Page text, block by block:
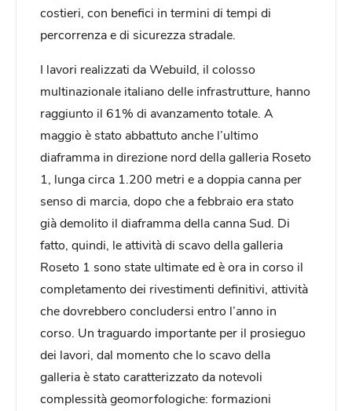
costieri, con benefici in termini di tempi di
percorrenza e di sicurezza stradale.
I lavori realizzati da Webuild, il colosso
multinazionale italiano delle infrastrutture, hanno
raggiunto il 61% di avanzamento totale. A
maggio è stato abbattuto anche l’ultimo
diaframma in direzione nord della galleria Roseto
1, lunga circa 1.200 metri e a doppia canna per
senso di marcia, dopo che a febbraio era stato
già demolito il diaframma della canna Sud. Di
fatto, quindi, le attività di scavo della galleria
Roseto 1 sono state ultimate ed è ora in corso il
completamento dei rivestimenti definitivi, attività
che dovrebbero concludersi entro l’anno in
corso. Un traguardo importante per il prosieguo
dei lavori, dal momento che lo scavo della
galleria è stato caratterizzato da notevoli
complessità geomorfologiche: formazioni